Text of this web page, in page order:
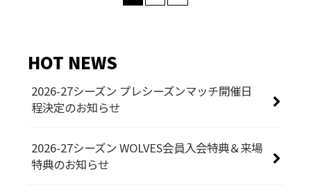
HOT NEWS
2026-27シーズン プレシーズンマッチ開催日
程決定のお知らせ
2026-27シーズン WOLVES会員入会特典＆来場
特典のお知らせ